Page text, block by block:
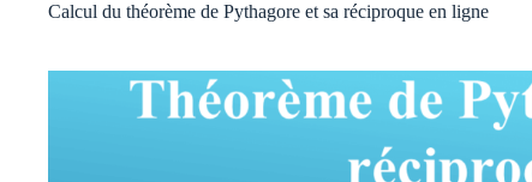
Calcul du théorème de Pythagore et sa réciproque en ligne